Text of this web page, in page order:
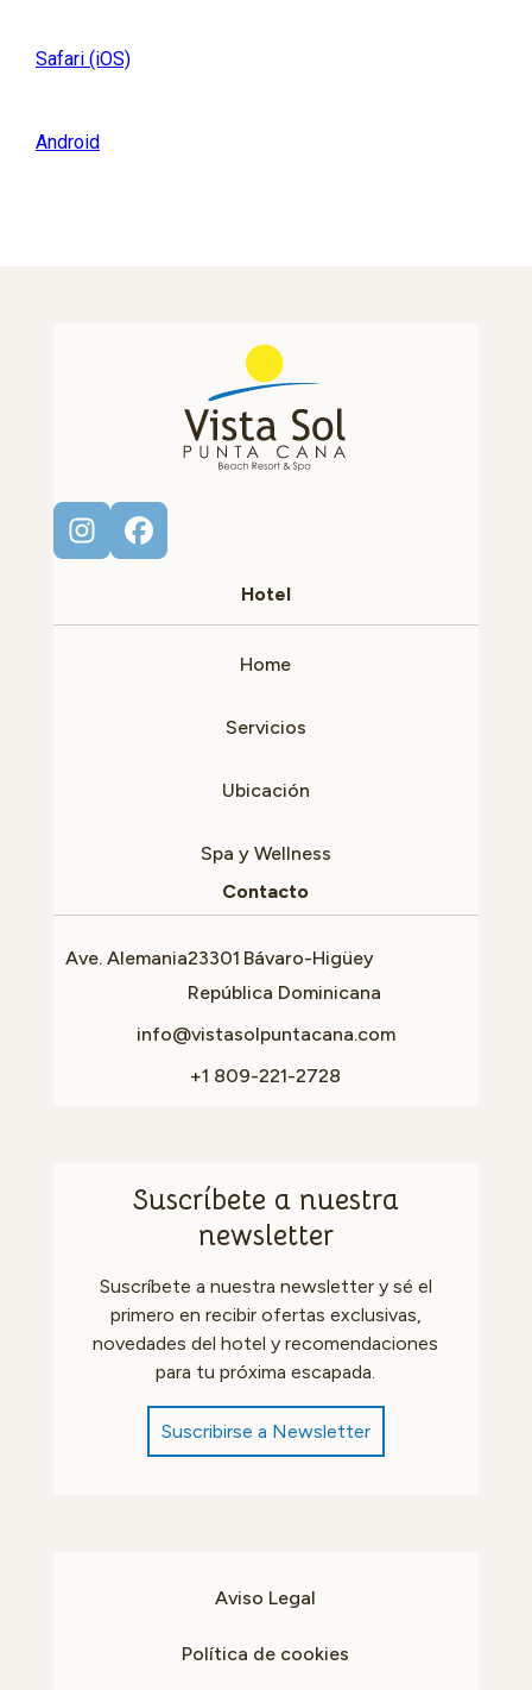
Safari (iOS)
Android
Hotel
Home
Servicios
Ubicación
Spa y Wellness
Contacto
Ave. Alemania23301 Bávaro-Higüey
República Dominicana
info@vistasolpuntacana.com
+1 809-221-2728
Suscríbete a nuestra
newsletter
Suscríbete a nuestra newsletter y sé el
primero en recibir ofertas exclusivas,
novedades del hotel y recomendaciones
para tu próxima escapada.
Suscribirse a Newsletter
Aviso Legal
Política de cookies